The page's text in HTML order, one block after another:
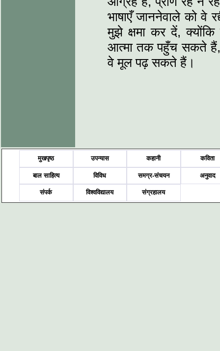
भाषाएँ जाननेवाले को वे
मुझे क्षमा कर दें,
आत्मा तक पहुँच सकते हैं,
वे मूल पढ़ सकते हैं।
मुखपृष्ठ उपन्यास कहानी कविता
बाल साहित्य विविध समग्र-संचयन अनुवाद
संपर्क विश्वविद्यालय संग्रहालय